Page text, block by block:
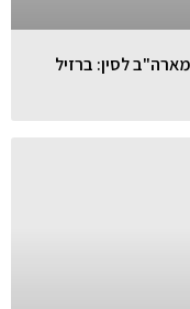
לסין: ברזיל